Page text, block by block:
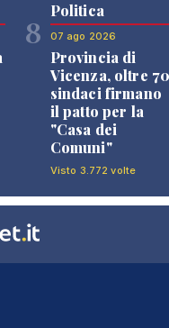
8
Politica
07 ago 2026
Provincia di
Vicenza, oltre
sindaci firmano
il patto per la
"Casa dei
Comuni"
Visto 3.772 volte